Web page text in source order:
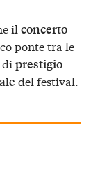
il concerto
ponte tra le
prestigio
del festival.